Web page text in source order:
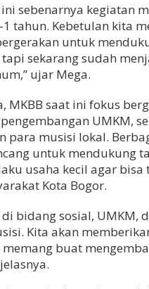
sebenarnya kegiatan
1 tahun. Kebetulan kita
untuk
tapi sekarang sudah
ujar Mega.
MKBB saat ini fokus
UMKM,
para musisi lokal.
untuk mendukung
usaha kecil agar bisa
Kota Bogor.
bidang sosial, UMKM,
Kita akan
buat